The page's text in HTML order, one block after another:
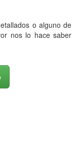
o alguno de
nos lo hace saber